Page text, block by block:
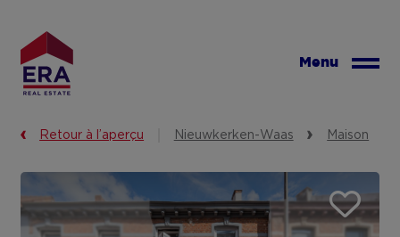
contenu
principal
Menu
Retour à l’aperçu Nieuwkerken-Waas Maison